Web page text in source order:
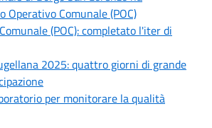
Operativo Comunale (POC)
(POC): completato l'iter di
2025: quattro giorni di grande
per monitorare la qualità